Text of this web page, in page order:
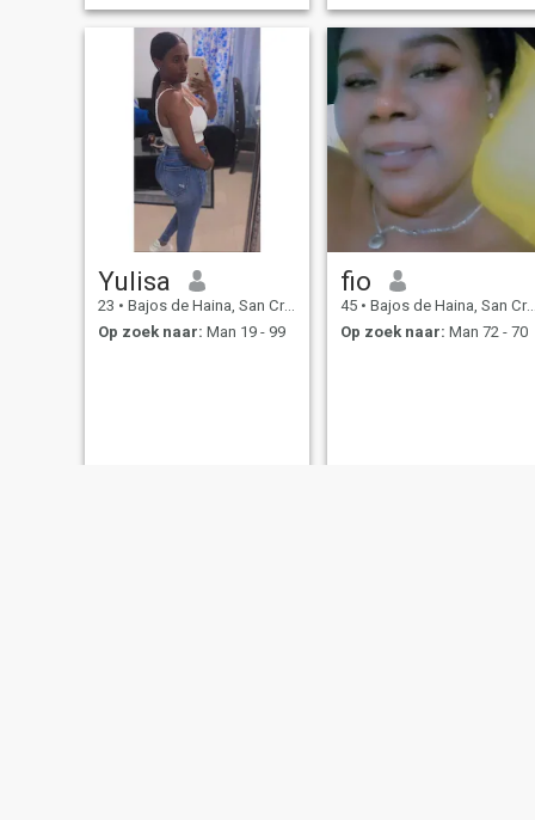
Yulisa
23 • Bajos de Haina, San Cristóbal, Dominicaanse Rep.
Op zoek naar: Man 19 - 99
fio
45 • Bajos de Haina, San Cristóbal, Dominicaanse Rep.
Op zoek naar: Man 72 - 70